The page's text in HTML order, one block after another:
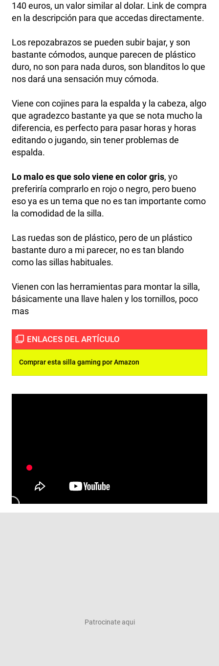
140 euros, un valor similar al dolar. Link de compra
en la descripción para que accedas directamente.
Los repozabrazos se pueden subir bajar, y son
bastante cómodos, aunque parecen de plástico
duro, no son para nada duros, son blanditos lo que
nos dará una sensación muy cómoda.
Viene con cojines para la espalda y la cabeza, algo
que agradezco bastante ya que se nota mucho la
diferencia, es perfecto para pasar horas y horas
editando o jugando, sin tener problemas de
espalda.
Lo malo es que solo viene en color gris, yo
preferiría comprarlo en rojo o negro, pero bueno
eso ya es un tema que no es tan importante como
la comodidad de la silla.
Las ruedas son de plástico, pero de un plástico
bastante duro a mi parecer, no es tan blando
como las sillas habituales.
Vienen con las herramientas para montar la silla,
básicamente una llave halen y los tornillos, poco
mas
Comprar esta silla gaming por Amazon